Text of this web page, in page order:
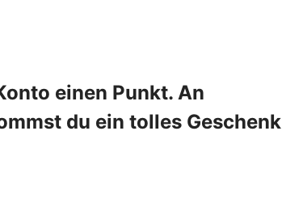
einen Punkt. An
du ein tolles Geschenk